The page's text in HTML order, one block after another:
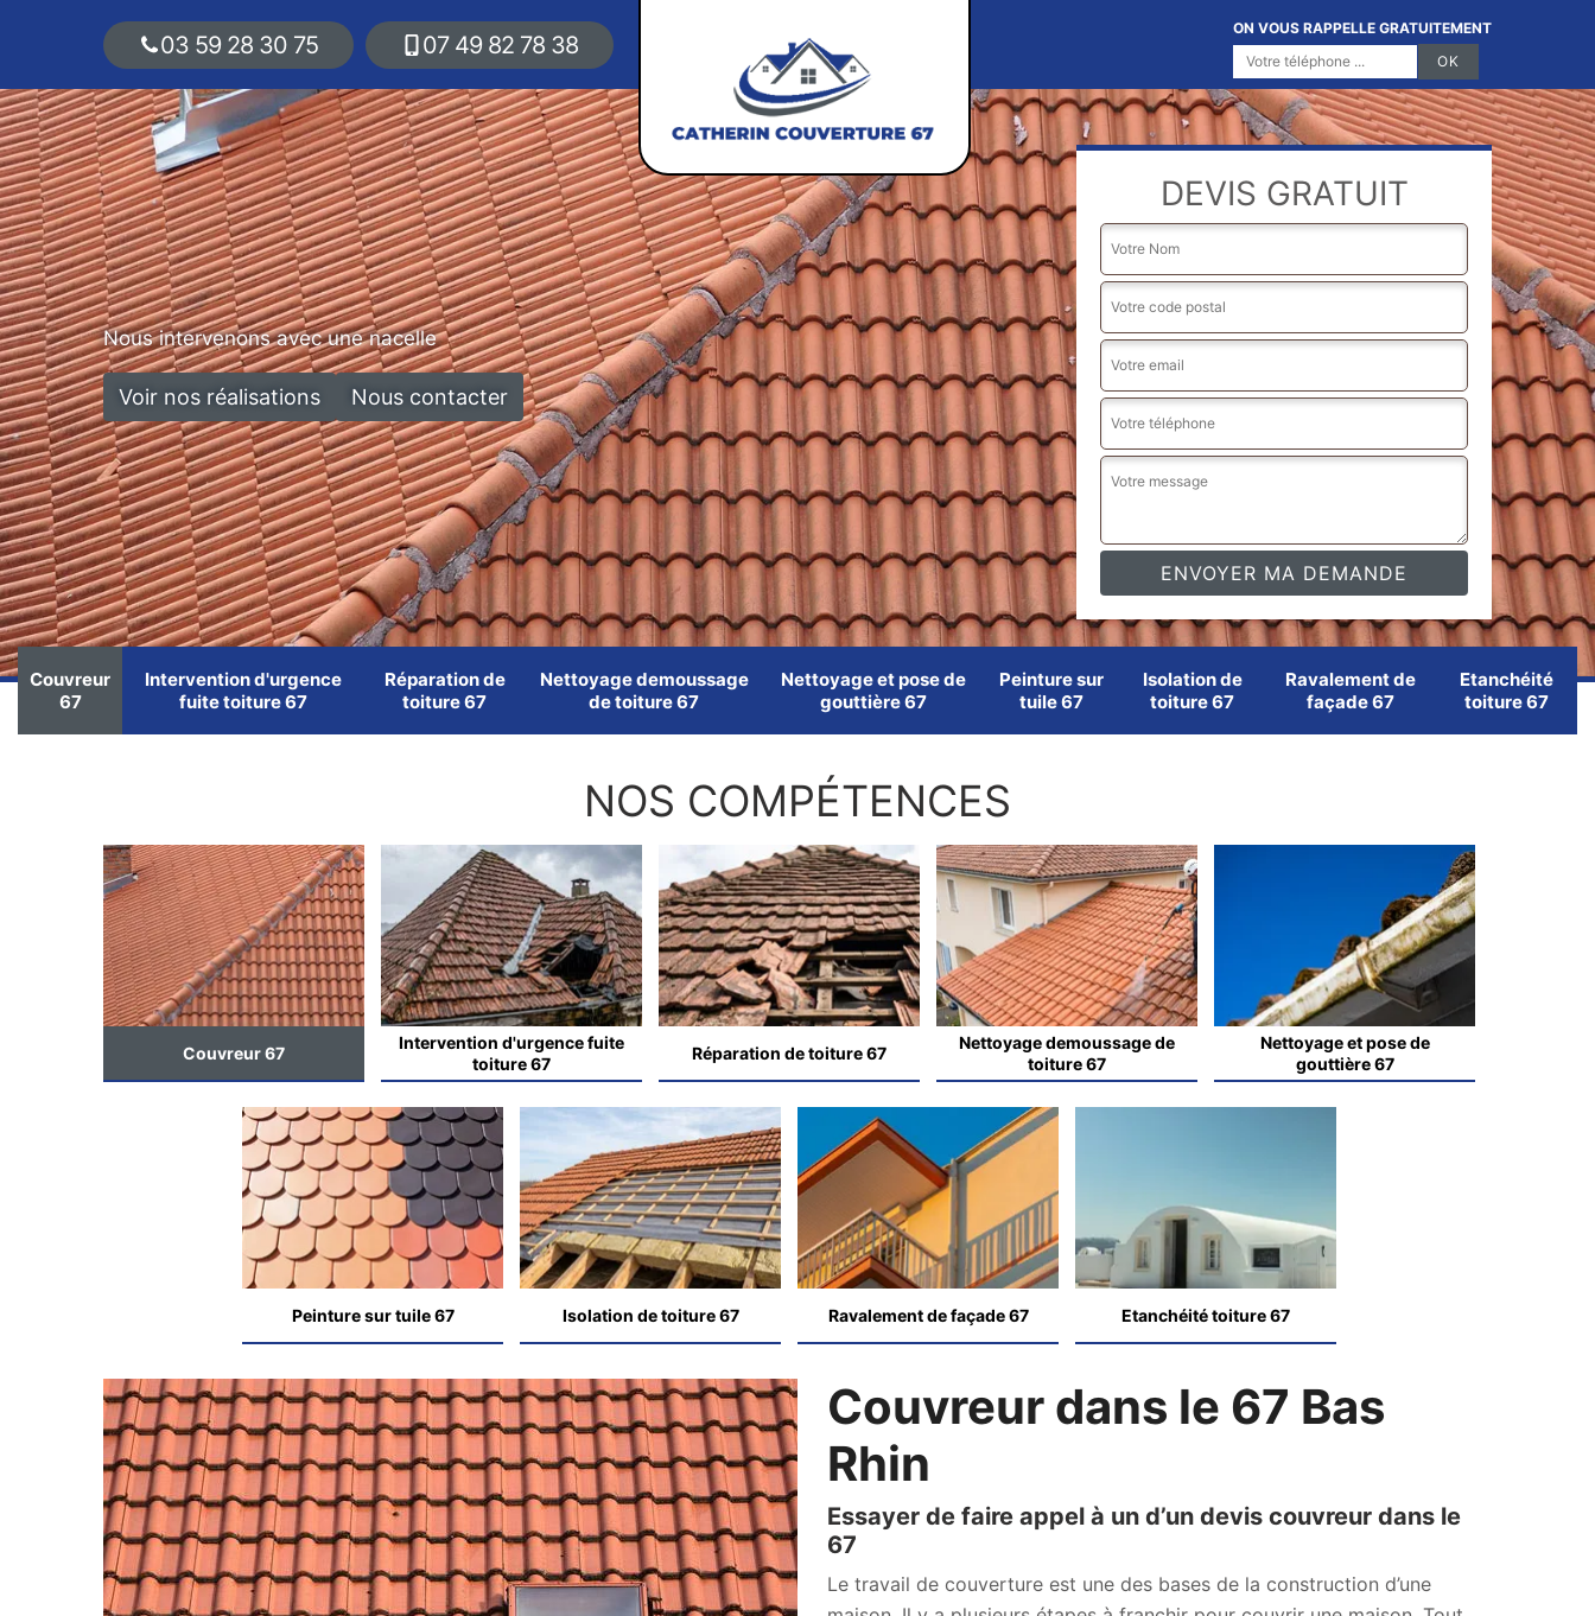
03 59 28 30 75 07 49 82 78 38
ON VOUS RAPPELLE GRATUITEMENT
Nous intervenons avec une nacelle
Voir nos réalisations Nous contacter
DEVIS GRATUIT
Couvreur
67
Intervention d'urgence
fuite toiture 67
Réparation de
toiture 67
Nettoyage demoussage
de toiture 67
Nettoyage et pose de
gouttière 67
Peinture sur
tuile 67
Isolation de
toiture 67
Ravalement de
façade 67
Etanchéité
toiture 67
NOS COMPÉTENCES
Couvreur 67
Intervention d'urgence fuite
toiture 67
Réparation de toiture 67
Nettoyage demoussage de
toiture 67
Nettoyage et pose de
gouttière 67
Peinture sur tuile 67 Isolation de toiture 67 Ravalement de façade 67 Etanchéité toiture 67
Couvreur dans le 67 Bas
Rhin
Essayer de faire appel à un d’un devis couvreur dans le
67
Le travail de couverture est une des bases de la construction d’une